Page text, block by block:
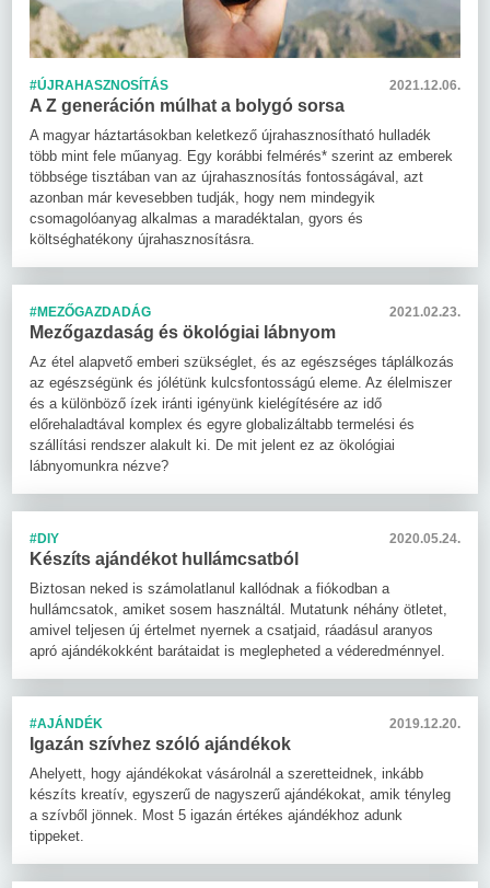
#ÚJRAHASZNOSÍTÁS 2021.12.06.
A Z generáción múlhat a bolygó sorsa
A magyar háztartásokban keletkező újrahasznosítható hulladék
több mint fele műanyag. Egy korábbi felmérés* szerint az emberek
többsége tisztában van az újrahasznosítás fontosságával, azt
azonban már kevesebben tudják, hogy nem mindegyik
csomagolóanyag alkalmas a maradéktalan, gyors és
költséghatékony újrahasznosításra.
#MEZŐGAZDADÁG 2021.02.23.
Mezőgazdaság és ökológiai lábnyom
Az étel alapvető emberi szükséglet, és az egészséges táplálkozás
az egészségünk és jólétünk kulcsfontosságú eleme. Az élelmiszer
és a különböző ízek iránti igényünk kielégítésére az idő
előrehaladtával komplex és egyre globalizáltabb termelési és
szállítási rendszer alakult ki. De mit jelent ez az ökológiai
lábnyomunkra nézve?
#DIY 2020.05.24.
Készíts ajándékot hullámcsatból
Biztosan neked is számolatlanul kallódnak a fiókodban a
hullámcsatok, amiket sosem használtál. Mutatunk néhány ötletet,
amivel teljesen új értelmet nyernek a csatjaid, ráadásul aranyos
apró ajándékokként barátaidat is meglepheted a véderedménnyel.
#AJÁNDÉK 2019.12.20.
Igazán szívhez szóló ajándékok
Ahelyett, hogy ajándékokat vásárolnál a szeretteidnek, inkább
készíts kreatív, egyszerű de nagyszerű ajándékokat, amik tényleg
a szívből jönnek. Most 5 igazán értékes ajándékhoz adunk
tippeket.